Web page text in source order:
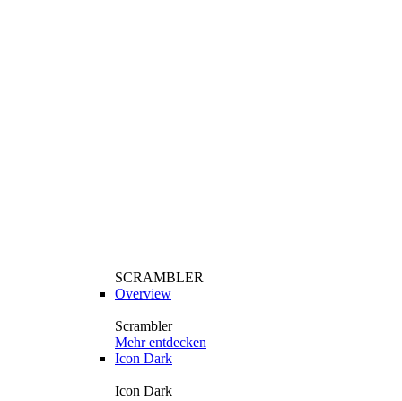
SCRAMBLER
Overview
Scrambler
Mehr entdecken
Icon Dark
Icon Dark